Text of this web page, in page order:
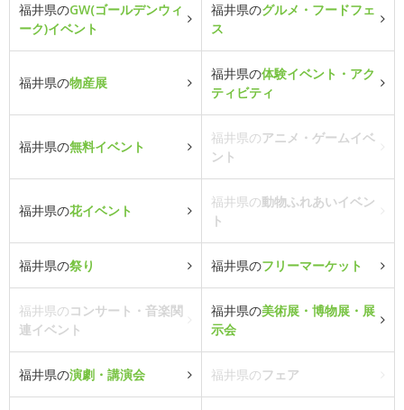
福井県のGW(ゴールデンウィ
ーク)イベント
福井県のグルメ・フードフェ
ス
福井県の物産展
福井県の体験イベント・アク
ティビティ
福井県の無料イベント
福井県のアニメ・ゲームイベ
ント
福井県の花イベント
福井県の動物ふれあいイベン
ト
福井県の祭り 福井県のフリーマーケット
福井県のコンサート・音楽関
連イベント
福井県の美術展・博物展・展
示会
福井県の演劇・講演会 福井県のフェア